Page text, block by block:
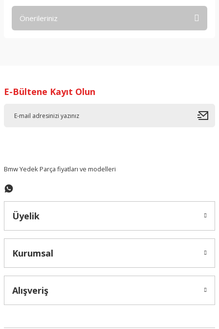
Önerileriniz
Ürün resmi kalitesiz, bozuk veya görüntülenemiyor.
E-Bültene Kayıt Olun
Bmw Yedek Parça fiyatları ve modelleri
Üyelik
Kurumsal
Alışveriş